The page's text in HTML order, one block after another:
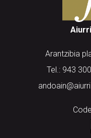
Arantzibia
Tel.: 943